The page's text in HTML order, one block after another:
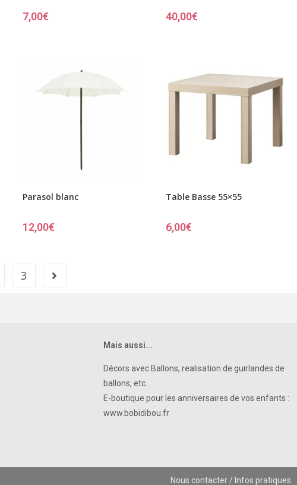
7,00€ 40,00€
Parasol blanc
12,00€
Table Basse 55×55
6,00€
3
Mais aussi...
Décors avec Ballons, realisation de guirlandes de
ballons, etc.
E-boutique pour les anniversaires de vos enfants :
www.bobidibou.fr
Nous contacter / Infos pratiques